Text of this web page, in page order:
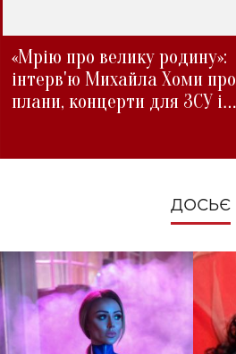
«Мрію про велику родину»:
інтерв'ю Михайла Хоми про
плани, концерти для ЗСУ і
ДОСЬЄ